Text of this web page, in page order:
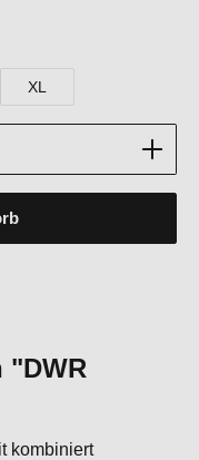
XL
Wert ein
kombiniert